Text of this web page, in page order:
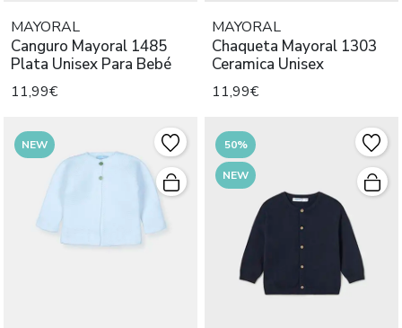
MAYORAL
Canguro Mayoral 1485
Plata Unisex Para Bebé
11,99€
MAYORAL
Chaqueta Mayoral 1303
Ceramica Unisex
11,99€
NEW 50%
NEW